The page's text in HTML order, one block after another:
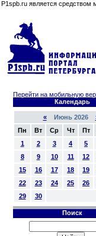
P1spb.ru является
Перейти на мобильную
Календарь
«Июнь 2026
Пн
Вт Ср Чт Пт
1
2 3 4 5
8
9 10 11 12
15
16 17 18 19
22
23 24 25 26
29
30
Поиск